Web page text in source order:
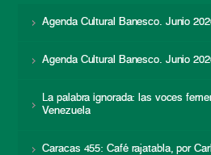
Agenda Cultural Banesco. Junio
Agenda Cultural Banesco. Junio
La palabra ignorada: las voces
Venezuela
Caracas 455: Café rajatabla, por